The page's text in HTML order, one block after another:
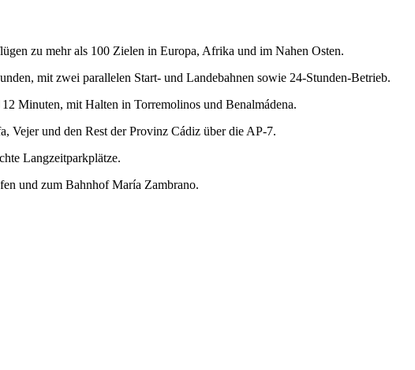
zu mehr als 100 Zielen in Europa, Afrika und im Nahen Osten.
mit zwei parallelen Start- und Landebahnen sowie 24-Stunden-Betrieb.
Minuten, mit Halten in Torremolinos und Benalmádena.
Vejer und den Rest der Provinz Cádiz über die AP-7.
Langzeitparkplätze.
und zum Bahnhof María Zambrano.